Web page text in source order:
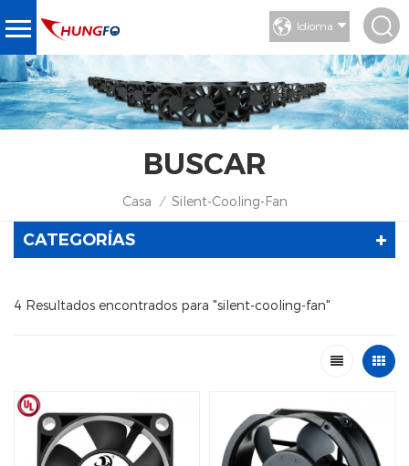
Idioma
BUSCAR
Casa / Silent-Cooling-Fan
CATEGORÍAS
4 Resultados encontrados para "silent-cooling-fan"